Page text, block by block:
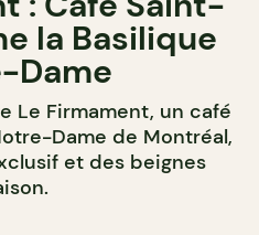
la Basilique
Dame
Le Firmament, un café
Dame de Montréal,
et des beignes